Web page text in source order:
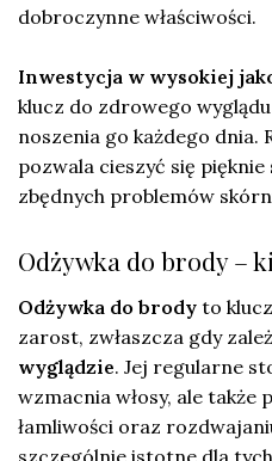
dobroczynne właściwości.
Inwestycja w wysokiej
klucz do zdrowego
noszenia go każdego dnia.
pozwala cieszyć się
zbędnych problemów
Odżywka do brody –
Odżywka do brody to
zarost, zwłaszcza gdy
wyglądzie. Jej regularne
wzmacnia włosy, ale także
łamliwości oraz
szczególnie istotne dla